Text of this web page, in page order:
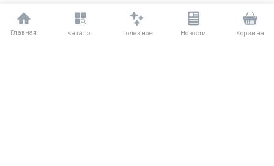
Главная Каталог Полезное Новости Корзина